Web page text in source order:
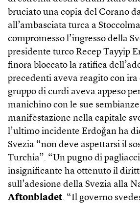
bruciato una copia del Corano
all’ambasciata turca a
compromesso l’ingresso della
presidente turco Recep Tayyip
finora bloccato la ratifica
precedenti aveva reagito con ira
gruppo di curdi aveva appeso
manichino con le sue
manifestazione nella capitale
l’ultimo incidente Erdoğan ha
Svezia “non deve aspettarsi il
Turchia”. “Un pugno di
insignificante ha ottenuto il
sull’adesione della Svezia alla
Aftonbladet. “Il governo